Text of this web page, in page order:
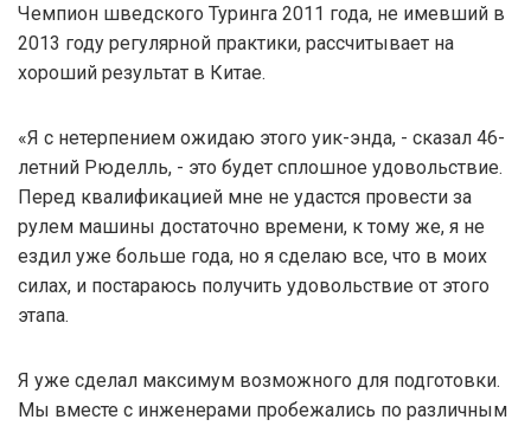
Чемпион шведского Туринга 2011 года, не имевший в
2013 году регулярной практики, рассчитывает на
хороший результат в Китае.
«Я с нетерпением ожидаю этого уик-энда, - сказал 46-
летний Рюделль, - это будет сплошное удовольствие.
Перед квалификацией мне не удастся провести за
рулем машины достаточно времени, к тому же, я не
ездил уже больше года, но я сделаю все, что в моих
силах, и постараюсь получить удовольствие от этого
этапа.
Я уже сделал максимум возможного для подготовки.
Мы вместе с инженерами пробежались по различным